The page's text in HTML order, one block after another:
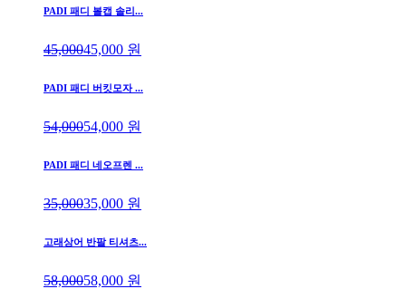
PADI 패디 볼캡 솔리...
45,00045,000 원
PADI 패디 버킷모자 ...
54,00054,000 원
PADI 패디 네오프렌 ...
35,00035,000 원
고래상어 반팔 티셔츠...
58,00058,000 원